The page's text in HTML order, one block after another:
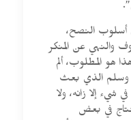
أسلوب النصح،
والنهي عن المنكر
هو المطلوب، ألم
وسلم الذي بعث
شيء إلا زانه، ولا
في بعض